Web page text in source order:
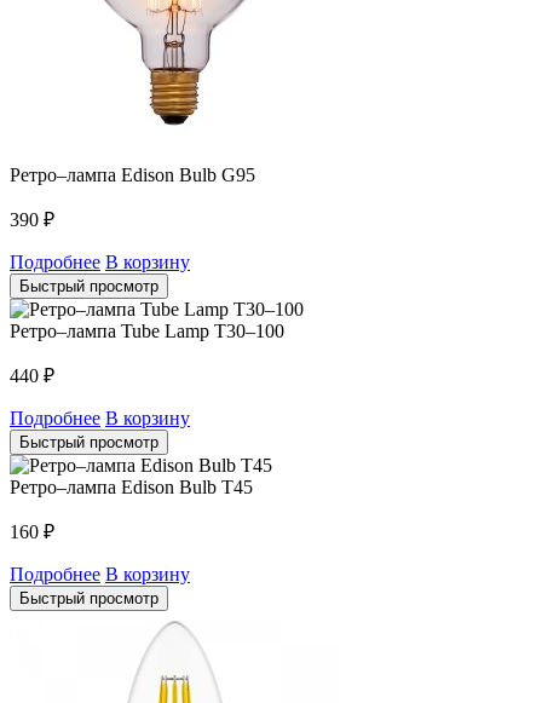
Ретро–лампа Edison Bulb G95
390 ₽
Подробнее В корзину
Быстрый просмотр
Ретро–лампа Tube Lamp T30–100
440 ₽
Подробнее В корзину
Быстрый просмотр
Ретро–лампа Edison Bulb T45
160 ₽
Подробнее В корзину
Быстрый просмотр